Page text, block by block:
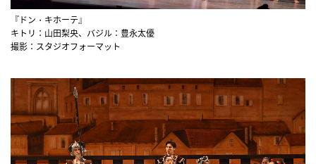
『ドン・キホーテ』
キトリ：山田梨央、バジル：豊永太優
撮影：スタジオフォーマット